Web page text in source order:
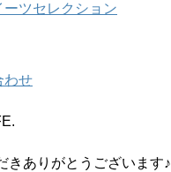
ツセレクション
わせ
きありがとうございます♪